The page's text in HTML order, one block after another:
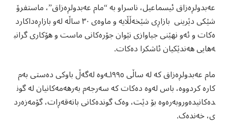
عەبدولڕەزاق ئیسماعیل، ناسراو بە “مام عەبدولڕەزاق”، ماستفرۆ
شێکی دێرینی بازاڕی شێخەڵڵایە و ماوەی ٣٠ ساڵە لەو بازاڕەداکارد
ەکات و ئەو نهێنی جیاوازی نێوان جۆرەکانی ماست و هۆکاری گرانب
ەهایی هەندێکیان ئاشکرا دەکات.
مام عەبدولڕەزاق کە لە ساڵی ١٩٩٥ـەوە لەگەڵ باوکی دەستی بەم
کارە کردووە، باس لەوە دەکات کە سەرجەم بەرهەمەکانیان لە گون
دەکانیدەوروبەرەوە بۆ دێت، وەک گوندەکانی بانەقەڕات، گۆمەزەرد
ی، خەندەک.